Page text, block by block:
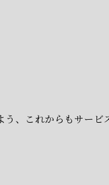
、これからもサービ